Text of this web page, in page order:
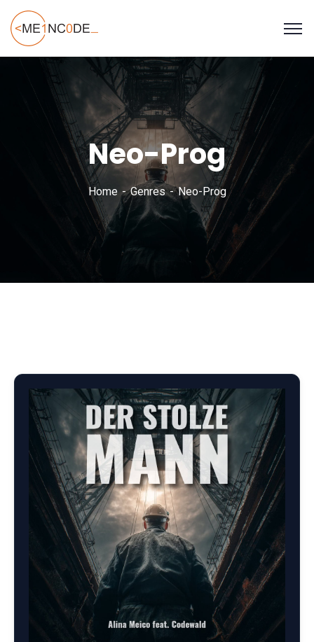
Neo-Prog
Home Genres Neo-Prog